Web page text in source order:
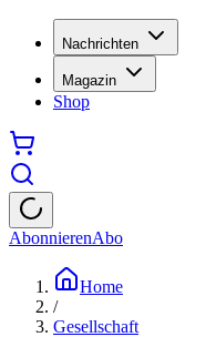
Nachrichten
Magazin
Shop
AbonnierenAbo
Home
/
Gesellschaft